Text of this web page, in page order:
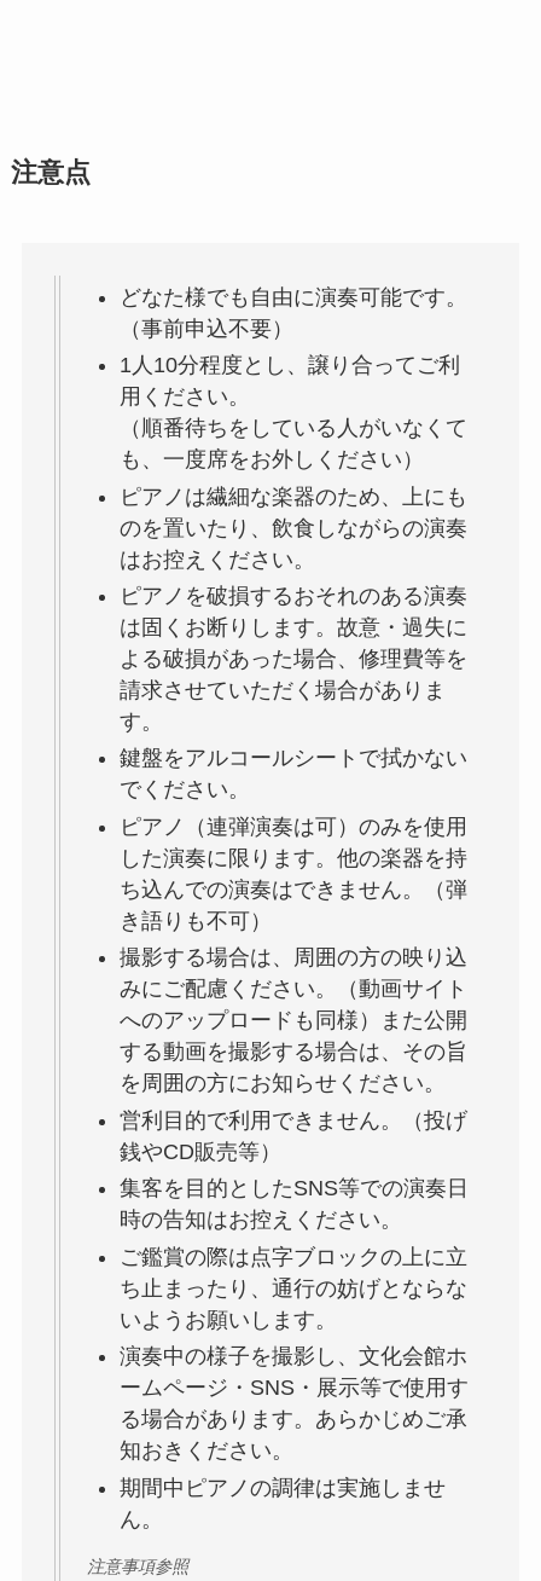
注意点
どなた様でも自由に演奏可能です。
（事前申込不要）
1人10分程度とし、譲り合ってご利
用ください。
（順番待ちをしている人がいなくて
も、一度席をお外しください）
ピアノは繊細な楽器のため、上にも
のを置いたり、飲食しながらの演奏
はお控えください。
ピアノを破損するおそれのある演奏
は固くお断りします。故意・過失に
よる破損があった場合、修理費等を
請求させていただく場合がありま
す。
鍵盤をアルコールシートで拭かない
でください。
ピアノ（連弾演奏は可）のみを使用
した演奏に限ります。他の楽器を持
ち込んでの演奏はできません。（弾
き語りも不可）
撮影する場合は、周囲の方の映り込
みにご配慮ください。（動画サイト
へのアップロードも同様）また公開
する動画を撮影する場合は、その旨
を周囲の方にお知らせください。
営利目的で利用できません。（投げ
銭やCD販売等）
集客を目的としたSNS等での演奏日
時の告知はお控えください。
ご鑑賞の際は点字ブロックの上に立
ち止まったり、通行の妨げとならな
いようお願いします。
演奏中の様子を撮影し、文化会館ホ
ームページ・SNS・展示等で使用す
る場合があります。あらかじめご承
知おきください。
期間中ピアノの調律は実施しませ
ん。
注意事項参照